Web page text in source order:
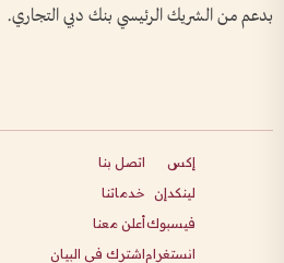
بدعم من الشريك الرئيسي بنك دبي التجاري.
إكس
لينكدإن
فيسبوك
انستغرام
اتصل بنا
خدماتنا
أعلن معنا
اشترك في البيان